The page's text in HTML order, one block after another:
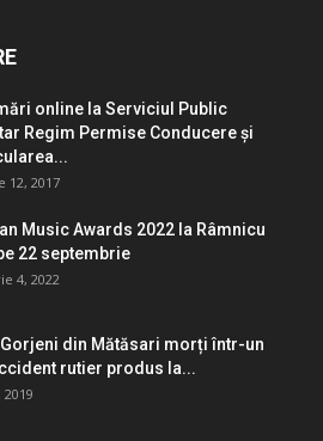
online la Serviciul Public
Regim Permise Conducere şi
12, 2017
Music Awards 2022 la Râmnicu
22 septembrie
4, 2022
din Mătăsari morți într-un
rutier produs la...